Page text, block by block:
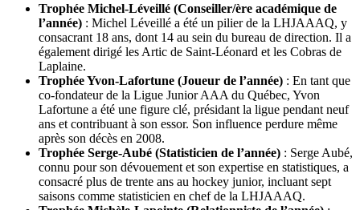
Trophée Michel-Léveillé (Conseiller/ère académique de
l’année) : Michel Léveillé a été un pilier de la LHJAAAQ, y
consacrant 18 ans, dont 14 au sein du bureau de direction. Il a
également dirigé les Artic de Saint-Léonard et les Cobras de
Laplaine.
Trophée Yvon-Lafortune (Joueur de l’année) : En tant que
co-fondateur de la Ligue Junior AAA du Québec, Yvon
Lafortune a été une figure clé, présidant la ligue pendant neuf
ans et contribuant à son essor. Son influence perdure même
après son décès en 2008.
Trophée Serge-Aubé (Statisticien de l’année) : Serge Aubé,
connu pour son dévouement et son expertise en statistiques, a
consacré plus de trente ans au hockey junior, incluant sept
saisons comme statisticien en chef de la LHJAAAQ.